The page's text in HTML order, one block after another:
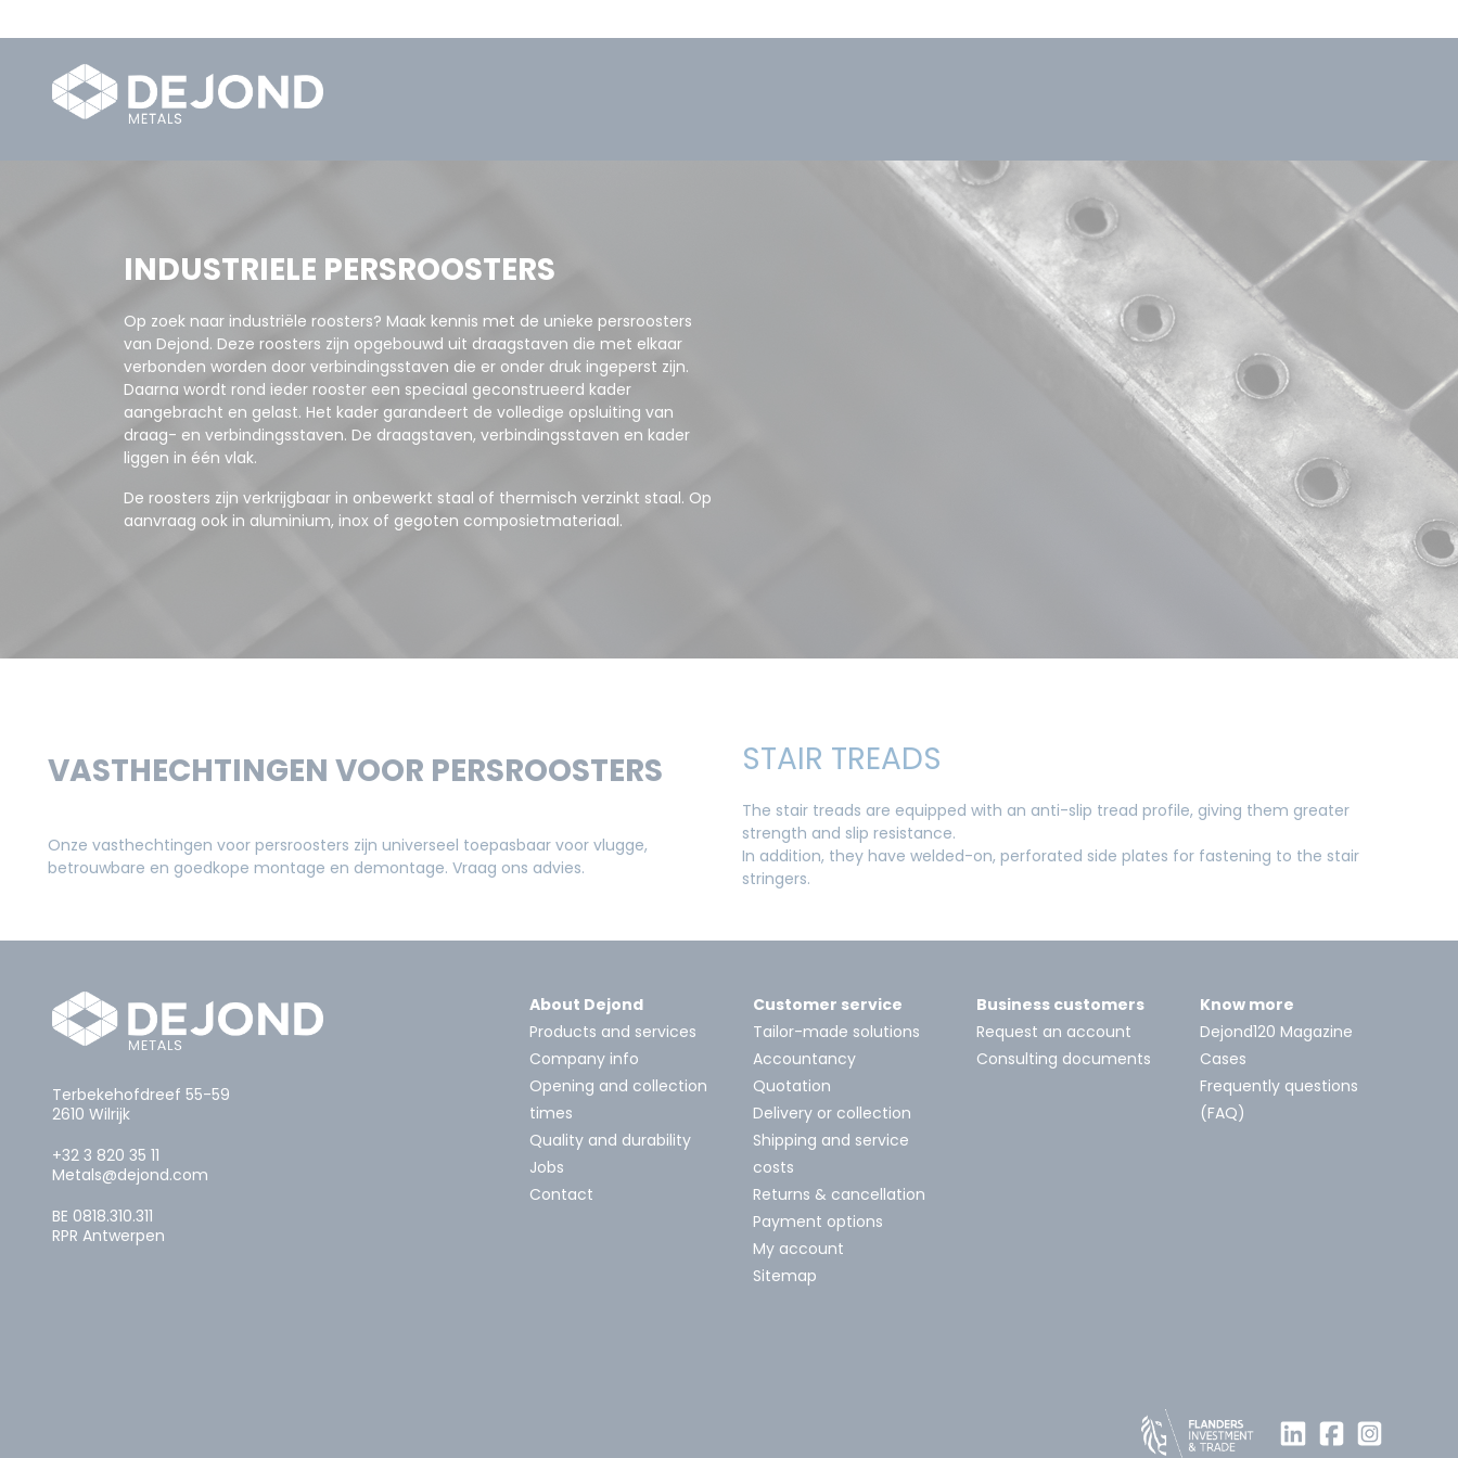
INDUSTRIELE PERSROOSTERS
Op zoek naar industriële roosters? Maak kennis met de unieke persroosters
van Dejond. Deze roosters zijn opgebouwd uit draagstaven die met elkaar
verbonden worden door verbindingsstaven die er onder druk ingeperst zijn.
Daarna wordt rond ieder rooster een speciaal geconstrueerd kader
aangebracht en gelast. Het kader garandeert de volledige opsluiting van
draag- en verbindingsstaven. De draagstaven, verbindingsstaven en kader
liggen in één vlak.
De roosters zijn verkrijgbaar in onbewerkt staal of thermisch verzinkt staal. Op
aanvraag ook in aluminium, inox of gegoten composietmateriaal.
VASTHECHTINGEN VOOR PERSROOSTERS
Onze vasthechtingen voor persroosters zijn universeel toepasbaar voor vlugge,
betrouwbare en goedkope montage en demontage. Vraag ons advies.
STAIR TREADS
The stair treads are equipped with an anti-slip tread profile, giving them greater
strength and slip resistance.
In addition, they have welded-on, perforated side plates for fastening to the stair
stringers.
Terbekehofdreef 55-59
2610 Wilrijk
+32 3 820 35 11
Metals@dejond.com
BE 0818.310.311
RPR Antwerpen
About Dejond
Products and services
Company info
Opening and collection
times
Quality and durability
Jobs
Contact
Customer service
Tailor-made solutions
Accountancy
Quotation
Delivery or collection
Shipping and service
costs
Returns & cancellation
Payment options
My account
Sitemap
Business customers
Request an account
Consulting documents
Know more
Dejond120 Magazine
Cases
Frequently questions
(FAQ)